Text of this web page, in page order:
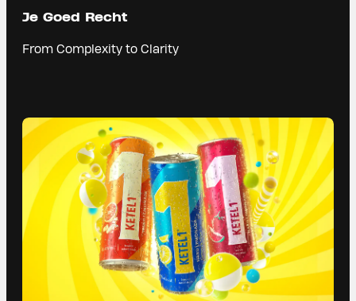
Je Goed Recht
From Complexity to Clarity